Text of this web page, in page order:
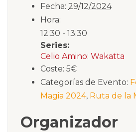
Fecha: 29/12/2024
Hora:
12:30 - 13:30
Series:
Celio Amino: Wakatta
Coste: 5€
Categorías de Evento:
Magia 2024, Ruta de la
Organizador